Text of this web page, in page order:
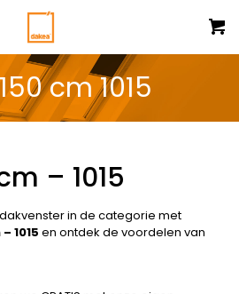
cm 1015
– 1015
in de categorie met
1015 en ontdek de voordelen van